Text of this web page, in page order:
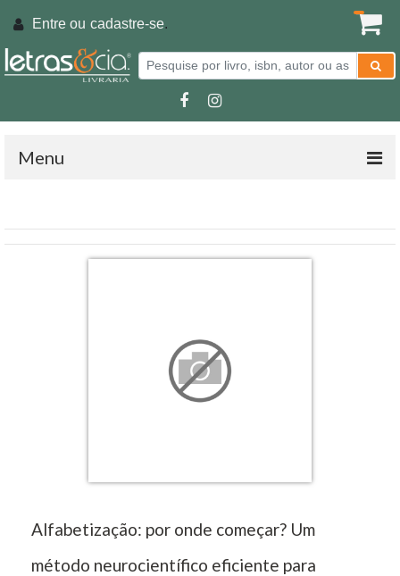
Entre ou cadastre-se.
Menu
Alfabetização: por onde começar? Um
método neurocientífico eficiente para